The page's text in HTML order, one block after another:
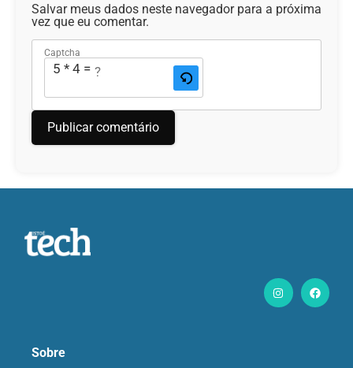
Salvar meus dados neste navegador para a próxima
vez que eu comentar.
Captcha
5 * 4 = ?
Sobre